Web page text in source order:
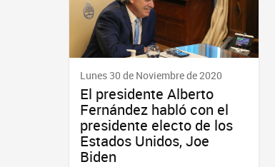
Lunes 30 de Noviembre de 2020
El presidente Alberto
Fernández habló con el
presidente electo de los
Estados Unidos, Joe
Biden